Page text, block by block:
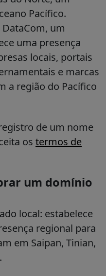
Pacífico.
um
uma presença
locais, portais
e marcas
a região do Pacífico
de um nome
os termos de
um domínio
local: estabelece
regional para
em Saipan, Tinian,